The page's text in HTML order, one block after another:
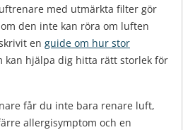
med utmärkta filter gör
den inte kan röra om luften
en guide om hur stor
kan hjälpa dig hitta rätt storlek för
får du inte bara renare luft,
allergisymptom och en